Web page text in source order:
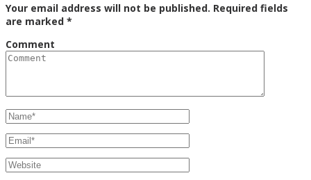
Your email address will not be published. Required fields
are marked *
Comment